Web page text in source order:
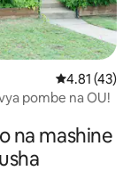
Ukadiriaji wa
4.81 (43)
pombe na OU!
na mashine